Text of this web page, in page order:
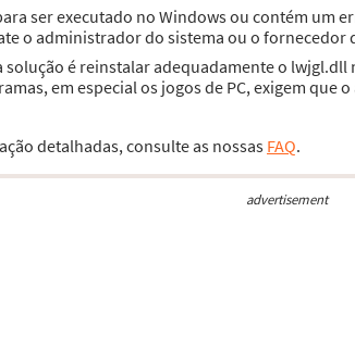
ser executado no Windows ou contém um
o administrador do sistema ou o fornecedor
solução é reinstalar adequadamente o lwjgl.dll
em especial os jogos de PC, exigem que
detalhadas, consulte as nossas FAQ.
advertisement